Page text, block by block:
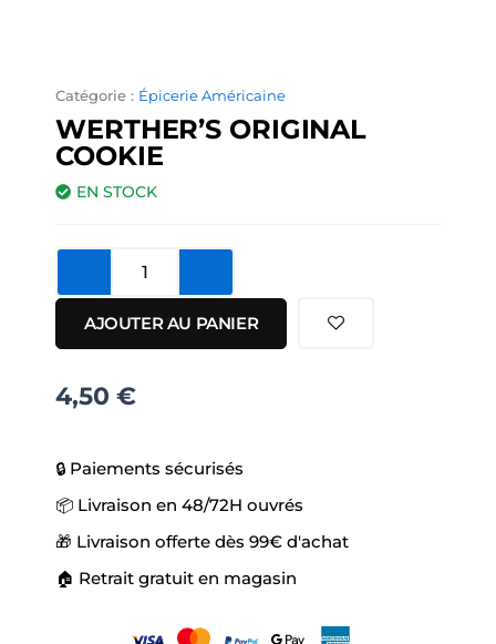
Catégorie : Épicerie Américaine
WERTHER’S ORIGINAL
COOKIE
EN STOCK
Werther's
Original
Cookie
AJOUTER AU PANIER
4,50 €
🔒 Paiements sécurisés
📦 Livraison en 48/72H ouvrés
🎁 Livraison offerte dès 99€ d'achat
🏠 Retrait gratuit en magasin